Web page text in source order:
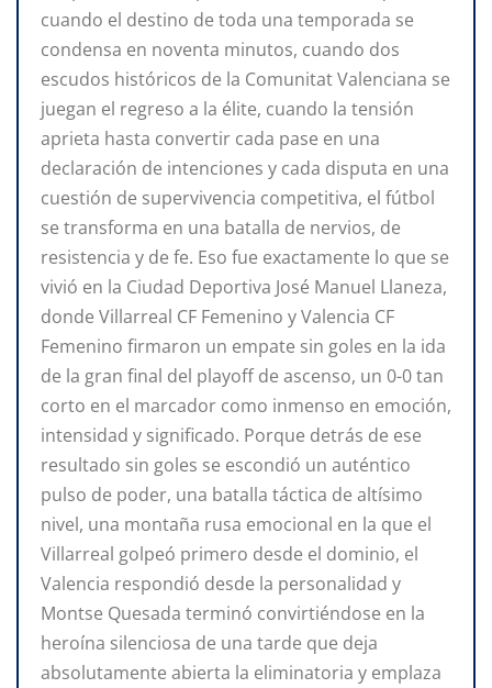
cuando el destino de toda una temporada se
condensa en noventa minutos, cuando dos
escudos históricos de la Comunitat Valenciana se
juegan el regreso a la élite, cuando la tensión
aprieta hasta convertir cada pase en una
declaración de intenciones y cada disputa en una
cuestión de supervivencia competitiva, el fútbol
se transforma en una batalla de nervios, de
resistencia y de fe. Eso fue exactamente lo que se
vivió en la Ciudad Deportiva José Manuel Llaneza,
donde Villarreal CF Femenino y Valencia CF
Femenino firmaron un empate sin goles en la ida
de la gran final del playoff de ascenso, un 0-0 tan
corto en el marcador como inmenso en emoción,
intensidad y significado. Porque detrás de ese
resultado sin goles se escondió un auténtico
pulso de poder, una batalla táctica de altísimo
nivel, una montaña rusa emocional en la que el
Villarreal golpeó primero desde el dominio, el
Valencia respondió desde la personalidad y
Montse Quesada terminó convirtiéndose en la
heroína silenciosa de una tarde que deja
absolutamente abierta la eliminatoria y emplaza